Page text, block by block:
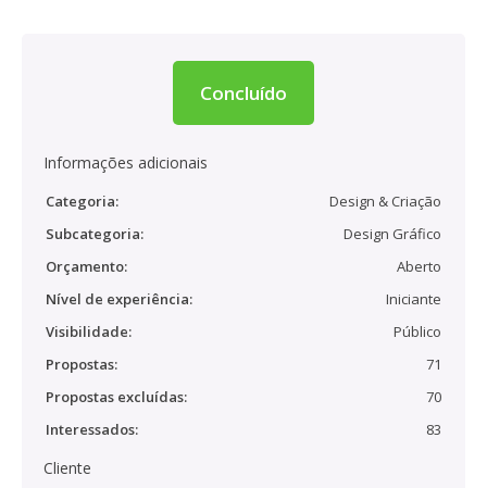
Concluído
Informações adicionais
Categoria:
Design & Criação
Subcategoria:
Design Gráfico
Orçamento:
Aberto
Nível de experiência:
Iniciante
Visibilidade:
Público
Propostas:
71
Propostas excluídas:
70
Interessados:
83
Cliente